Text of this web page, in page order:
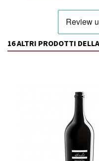
16 ALTRI PRODOTTI